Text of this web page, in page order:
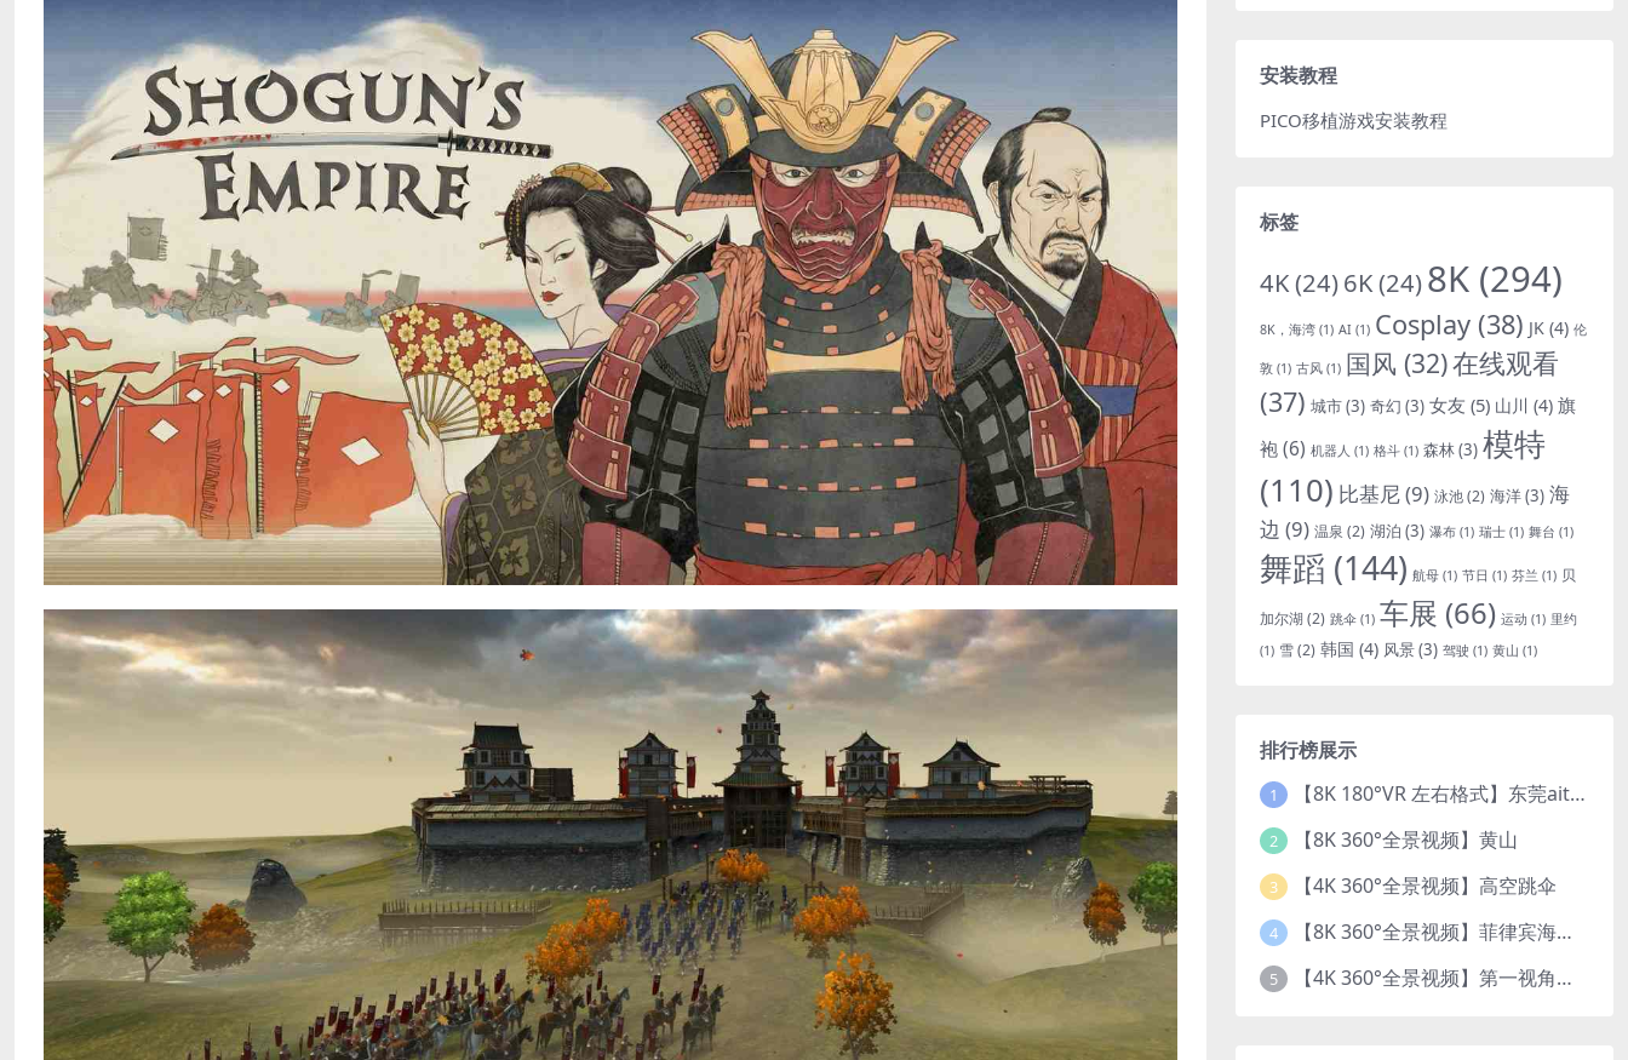
安装教程
PICO移植游戏安装教程
标签
4K(24)6K(24)8K (294)
8K，海湾 (1) AI (1) Cosplay (38) JK (4) 伦
敦 (1) 古风 (1) 国风 (32)在线观看
(37) 城市(3) 奇幻 (3) 女友 (5) 山川 (4) 旗
袍(6) 机器人 (1) 格斗 (1) 森林(3) 模特
(110) 比基尼(9) 泳池(2) 海洋(3) 海
边 (9) 温泉 (2) 湖泊 (3) 瀑布 (1) 瑞士 (1) 舞台 (1)
舞蹈 (144) 航母 (1) 节日 (1) 芬兰 (1) 贝
加尔湖 (2) 跳伞 (1) 车展 (66) 运动 (1) 里约
(1) 雪(2) 韩国 (4) 风景(3) 驾驶 (1) 黄山 (1)
排行榜展示
1 【8K 180°VR 左右格式】东莞ait改装展 车模贝贝
2 【8K 360°全景视频】黄山
3 【4K 360°全景视频】高空跳伞
4 【8K 360°全景视频】菲律宾海底乐园珊瑚世界
5 【4K 360°全景视频】第一视角开飞机